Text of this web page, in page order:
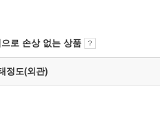
로 손상 없는 상품
정도(외관)